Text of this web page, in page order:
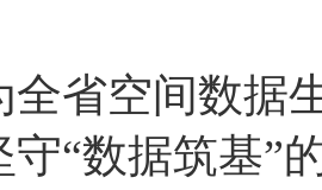
空间数据生
守“数据筑基”